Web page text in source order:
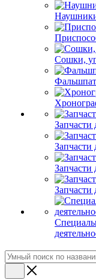
Сошки,
Запчасти
Запчасти
Запчасти
Запчасти